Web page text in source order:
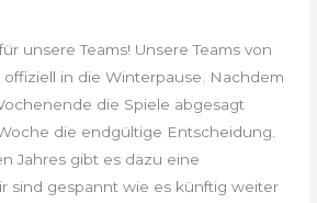
unsere Teams! Unsere Teams von
in die Winterpause. Nachdem
die Spiele abgesagt
die endgültige Entscheidung.
Jahres gibt es dazu eine
sind gespannt wie es künftig weiter